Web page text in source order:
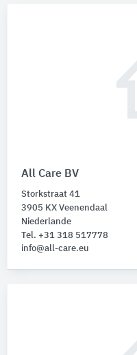
All Care BV
Storkstraat 41
3905 KX Veenendaal
Niederlande
Tel. +31 318 517778
info@all-care.eu